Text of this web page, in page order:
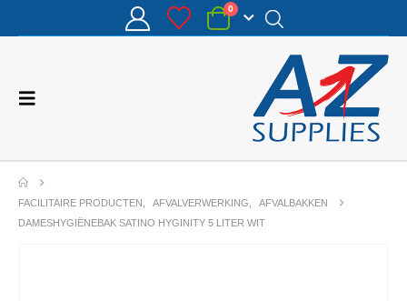
0
FACILITAIRE PRODUCTEN AFVALVERWERKING
AFVALBAKKEN
DAMESHYGIËNEBAK SATINO HYGINITY 5 LITER WIT